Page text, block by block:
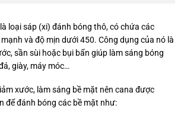
loại sáp (xi) đánh bóng thô, có chứa các
và độ mịn dưới 450. Công dụng của nó là
sần sùi hoặc bụi bẩn giúp làm sáng bóng
giày, máy móc…
xước, làm sáng bề mặt nên cana được
để đánh bóng các bề mặt như: